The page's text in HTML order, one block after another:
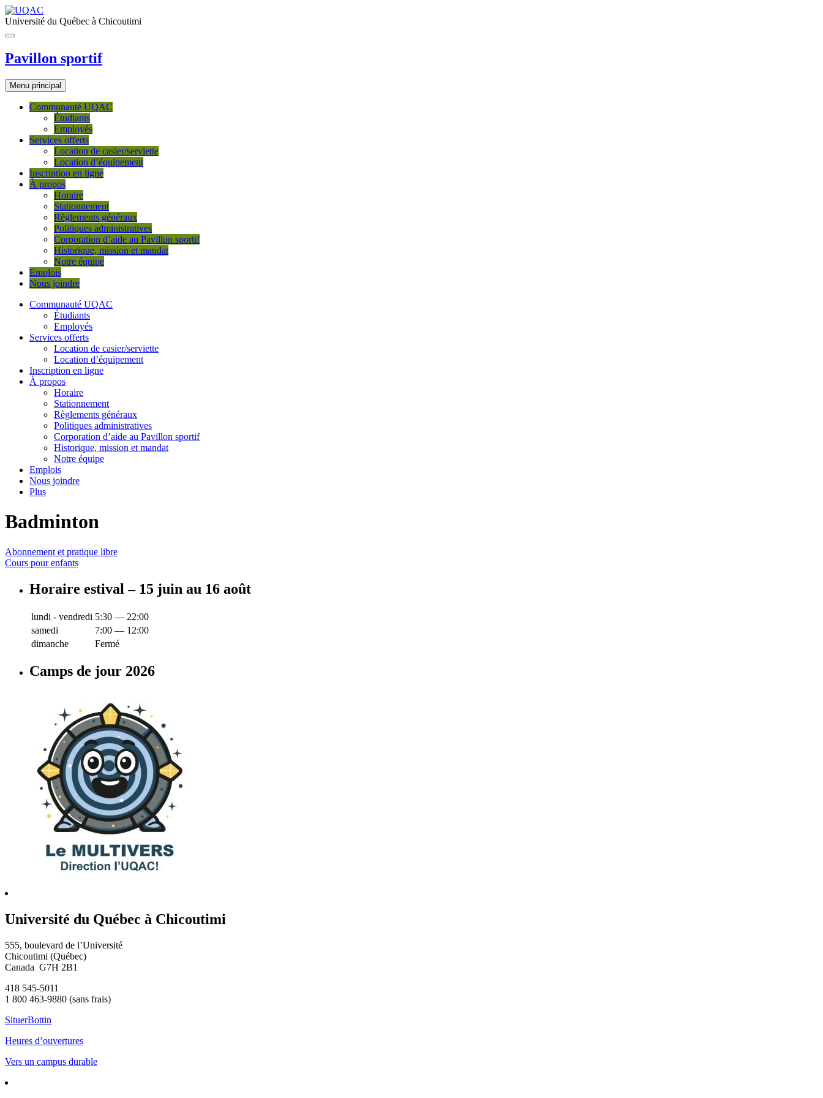
Université du Québec à Chicoutimi
Pavillon sportif
Menu principal
Communauté UQAC
Étudiants
Employés
Services offerts
Location de casier/serviette
Location d’équipement
Inscription en ligne
À propos
Horaire
Stationnement
Règlements généraux
Politiques administratives
Corporation d’aide au Pavillon sportif
Historique, mission et mandat
Notre équipe
Emplois
Nous joindre
Communauté UQAC
Étudiants
Employés
Services offerts
Location de casier/serviette
Location d’équipement
Inscription en ligne
À propos
Horaire
Stationnement
Règlements généraux
Politiques administratives
Corporation d’aide au Pavillon sportif
Historique, mission et mandat
Notre équipe
Emplois
Nous joindre
Plus
Badminton
Abonnement et pratique libre
Cours pour enfants
Horaire estival – 15 juin au 16 août
lundi - vendredi 5:30 — 22:00
samedi
7:00 — 12:00
dimanche
Fermé
Camps de jour 2026
Université du Québec à Chicoutimi
555, boulevard de l’Université
Chicoutimi (Québec)
Canada G7H 2B1
418 545-5011
1 800 463-9880 (sans frais)
SituerBottin
Heures d’ouvertures
Vers un campus durable